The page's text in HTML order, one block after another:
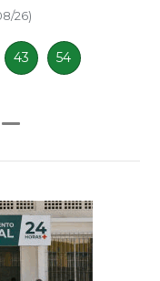
26)
43 54